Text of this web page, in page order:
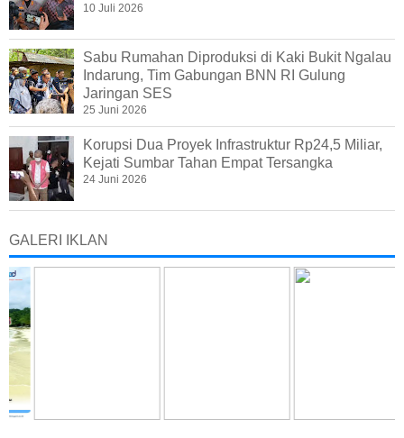
10 Juli 2026
Sabu Rumahan Diproduksi di Kaki Bukit Ngalau
Indarung, Tim Gabungan BNN RI Gulung
Jaringan SES
25 Juni 2026
Korupsi Dua Proyek Infrastruktur Rp24,5 Miliar,
Kejati Sumbar Tahan Empat Tersangka
24 Juni 2026
GALERI IKLAN